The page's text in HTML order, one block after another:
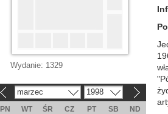
Wydanie: 1329
marzec 1998
PN WT ŚR CZ PT SB
ND